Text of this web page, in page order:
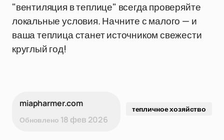
"вентиляция в теплице" всегда проверяйте
локальные условия. Начните с малого — и
ваша теплица станет источником свежести
круглый год!
miapharmer.com
Обновлено 18 фев 2026
тепличное хозяйство